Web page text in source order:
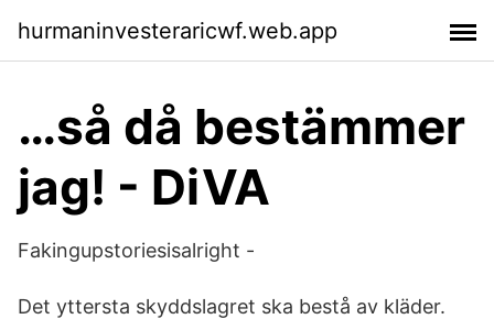
hurmaninvesteraricwf.web.app
…så då bestämmer
jag! - DiVA
Fakingupstoriesisalright -
Det yttersta skyddslagret ska bestå av kläder.